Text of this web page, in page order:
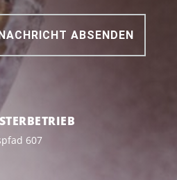
ABSENDEN
607